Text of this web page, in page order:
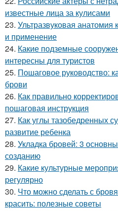
известные лица за кулисами
23. Ультразвуковая анатомия
и применение
24. Какие подземные
интересны для туристов
25. Пошаговое руководство:
брови
26. Как правильно
пошаговая инструкция
27. Как углы тазобедренных
развитие ребенка
28. Укладка бровей: 3
созданию
29. Какие культурные
регулярно
30. Что можно сделать с
красить: полезные советы